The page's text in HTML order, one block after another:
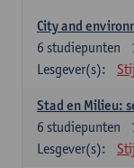
City and
6 studiepunten
Lesgever(s):
Stad en Milieu:
6 studiepunten
Lesgever(s):